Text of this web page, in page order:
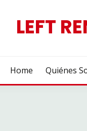
LEFT
Home Quiénes